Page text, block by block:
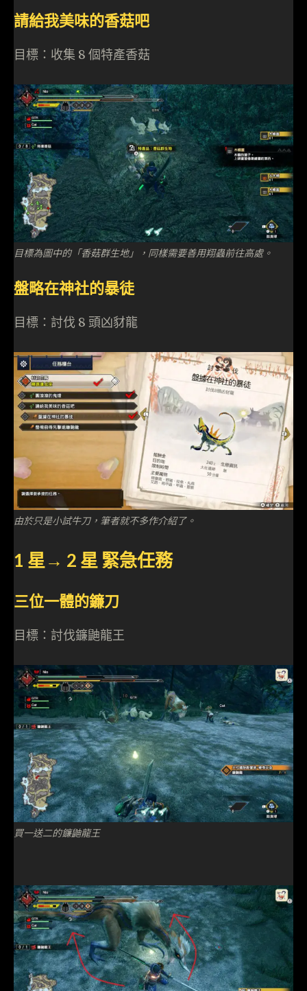
請給我美味的香菇吧
目標：收集 8 個特產香菇
目標為圖中的「香菇群生地」，同樣需要善用翔蟲前往高處。
盤略在神社的暴徒
目標：討伐 8 頭凶豺龍
由於只是小試牛刀，筆者就不多作介紹了。
1 星→ 2 星 緊急任務
三位一體的鐮刀
目標：討伐鐮鼬龍王
買一送二的鐮鼬龍王